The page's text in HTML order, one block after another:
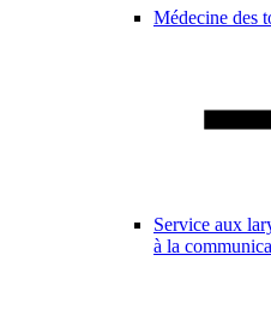
Médecine des
Service aux
à la